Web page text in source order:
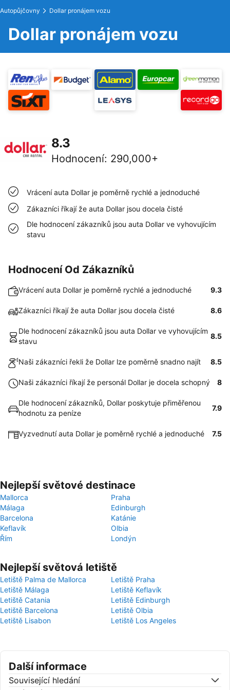
Autopůjčovny Dollar pronájem vozu
Dollar pronájem vozu
8.3
Hodnocení: 290,000+
Vrácení auta Dollar je poměrně rychlé a jednoduché
Zákazníci říkají že auta Dollar jsou docela čisté
Dle hodnocení zákazníků jsou auta Dollar ve vyhovujícím
stavu
Hodnocení Od Zákazníků
Vrácení auta Dollar je poměrně rychlé a jednoduché 9.3
Zákazníci říkají že auta Dollar jsou docela čisté 8.6
Dle hodnocení zákazníků jsou auta Dollar ve vyhovujícím
stavu
8.5
Naši zákazníci řekli že Dollar lze poměrně snadno najít 8.5
Naši zákazníci říkají že personál Dollar je docela schopný 8
Dle hodnocení zákazníků, Dollar poskytuje přiměřenou
hodnotu za peníze
7.9
Vyzvednutí auta Dollar je poměrně rychlé a jednoduché 7.5
Nejlepší světové destinace
Mallorca
Praha
Málaga
Edinburgh
Barcelona
Katánie
Keflavík
Olbia
Řím
Londýn
Nejlepší světová letiště
Letiště Palma de Mallorca
Letiště Praha
Letiště Málaga
Letiště Keflavík
Letiště Catania
Letiště Edinburgh
Letiště Barcelona
Letiště Olbia
Letiště Lisabon
Letiště Los Angeles
Další informace
Související hledání